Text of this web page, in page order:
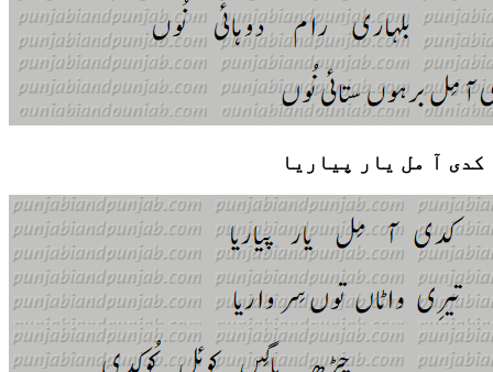
کدی آ مل یار پیاریا